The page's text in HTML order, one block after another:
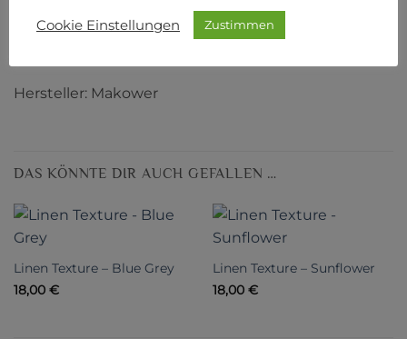
Hersteller: Makower
DAS KÖNNTE DIR AUCH GEFALLEN …
Linen Texture – Blue Grey
18,00 €
Linen Texture – Sunflower
18,00 €
Cookie Einstellungen Zustimmen